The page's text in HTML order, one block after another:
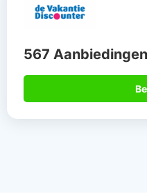
567 Aanbiedingen